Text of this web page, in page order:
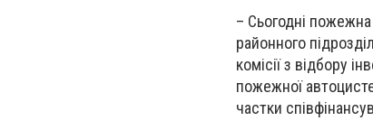
– Сьогодні
районного
комісії з відбору
пожежної
частки